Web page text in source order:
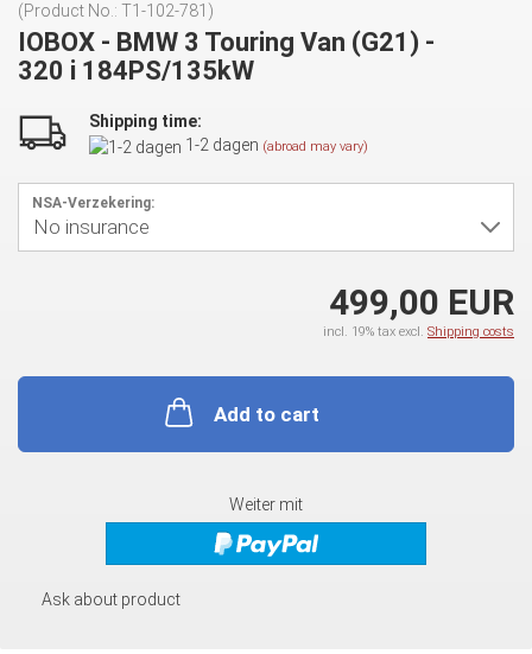
(Product No.: T1-102-781 )
IOBOX - BMW 3 Touring Van (G21) -
320 i 184PS/135kW
Shipping time:
1-2 dagen (abroad may vary)
NSA-Verzekering:
499,00 EUR
incl. 19% tax excl. Shipping costs
Add to cart
Weiter mit
Ask about product